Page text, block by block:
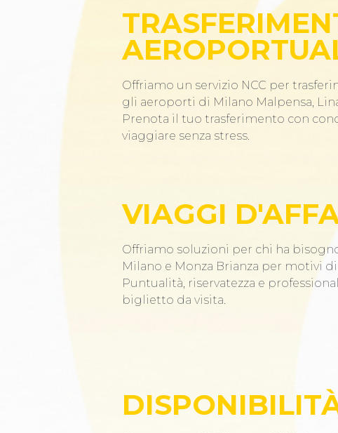
Offriamo un servizio NCC per
gli aeroporti di Milano Malpensa,
Prenota il tuo trasferimento con
viaggiare senza stress.
VIAGGI
Offriamo soluzioni per chi ha
Milano e Monza Brianza per motivi di
Puntualità, riservatezza e
biglietto da visita.